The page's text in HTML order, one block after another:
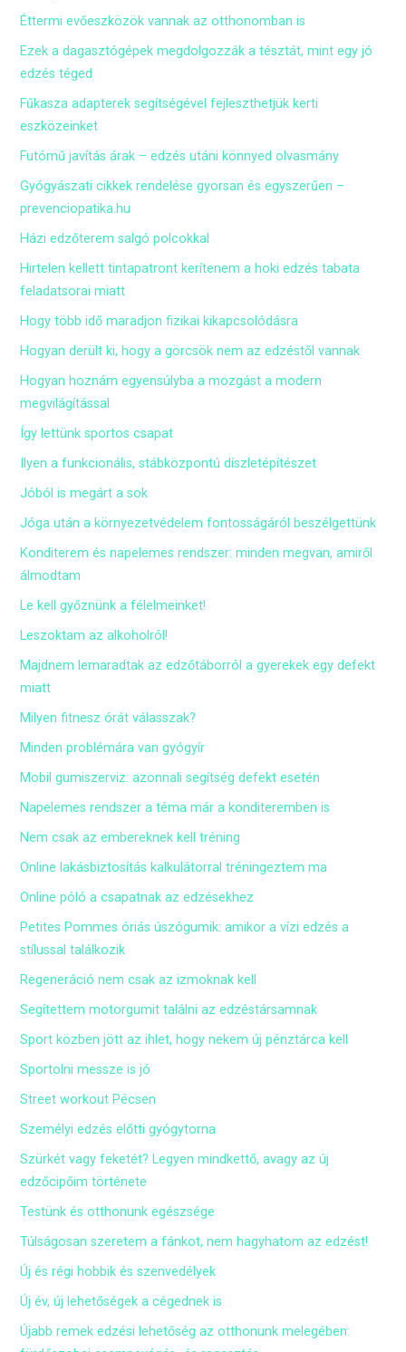
Éttermi evőeszközök vannak az otthonomban is
Ezek a dagasztógépek megdolgozzák a tésztát, mint egy jó
edzés téged
Fűkasza adapterek segítségével fejleszthetjük kerti
eszközeinket
Futómű javítás árak – edzés utáni könnyed olvasmány
Gyógyászati cikkek rendelése gyorsan és egyszerűen –
prevenciopatika.hu
Házi edzőterem salgó polcokkal
Hirtelen kellett tintapatront kerítenem a hoki edzés tabata
feladatsorai miatt
Hogy több idő maradjon fizikai kikapcsolódásra
Hogyan derült ki, hogy a görcsök nem az edzéstől vannak
Hogyan hoznám egyensúlyba a mozgást a modern
megvilágítással
Így lettünk sportos csapat
Ilyen a funkcionális, stábközpontú díszletépítészet
Jóból is megárt a sok
Jóga után a környezetvédelem fontosságáról beszélgettünk
Konditerem és napelemes rendszer: minden megvan, amiről
álmodtam
Le kell győznünk a félelmeinket!
Leszoktam az alkoholról!
Majdnem lemaradtak az edzőtáborról a gyerekek egy defekt
miatt
Milyen fitnesz órát válasszak?
Minden problémára van gyógyír
Mobil gumiszerviz: azonnali segítség defekt esetén
Napelemes rendszer a téma már a konditeremben is
Nem csak az embereknek kell tréning
Online lakásbiztosítás kalkulátorral tréningeztem ma
Online póló a csapatnak az edzésekhez
Petites Pommes óriás úszógumik: amikor a vízi edzés a
stílussal találkozik
Regeneráció nem csak az izmoknak kell
Segítettem motorgumit találni az edzéstársamnak
Sport közben jött az ihlet, hogy nekem új pénztárca kell
Sportolni messze is jó
Street workout Pécsen
Személyi edzés előtti gyógytorna
Szürkét vagy feketét? Legyen mindkettő, avagy az új
edzőcipőim története
Testünk és otthonunk egészsége
Túlságosan szeretem a fánkot, nem hagyhatom az edzést!
Új és régi hobbik és szenvedélyek
Új év, új lehetőségek a cégednek is
Újabb remek edzési lehetőség az otthonunk melegében: